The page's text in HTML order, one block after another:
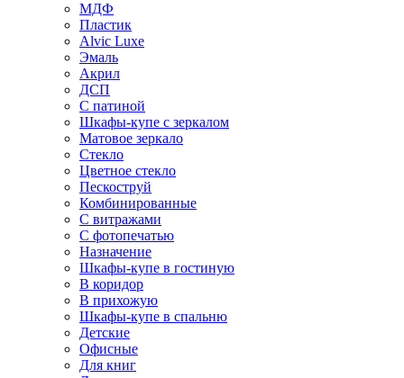
МДФ
Пластик
Alvic Luxe
Эмаль
Акрил
ДСП
С патиной
Шкафы-купе с зеркалом
Матовое зеркало
Стекло
Цветное стекло
Пескоструй
Комбинированные
С витражами
С фотопечатью
Назначение
Шкафы-купе в гостиную
В коридор
В прихожую
Шкафы-купе в спальню
Детские
Офисные
Для книг